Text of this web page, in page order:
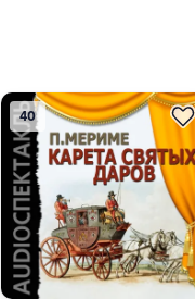
40